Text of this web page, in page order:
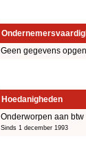
Geen gegevens
Hoedanigheden
Onderworpen aan btw
Sinds 1 december 1993